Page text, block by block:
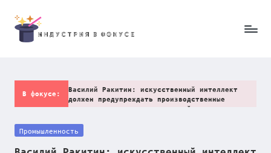
Skip
д
с
В фокусе:
Василий Ракитин: искусственный интеллект
должен предупреждать производственные
риски до возникновения аварий
Андрей Беседин: новые санкции не
издержки международного бизнеса
Posted
Промышленность